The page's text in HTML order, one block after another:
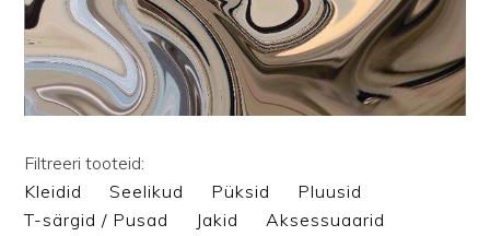
Filtreeri tooteid:
Kleidid
Seelikud Püksid
Pluusid
T-särgid / Pusad
Jakid
Aksessuaarid